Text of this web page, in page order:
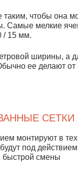
таким, чтобы она
Самые мелкие
/ 15 мм.
ширины, а
ее делают
СЕТКИ
монтируют в тех
под
быстрой смены